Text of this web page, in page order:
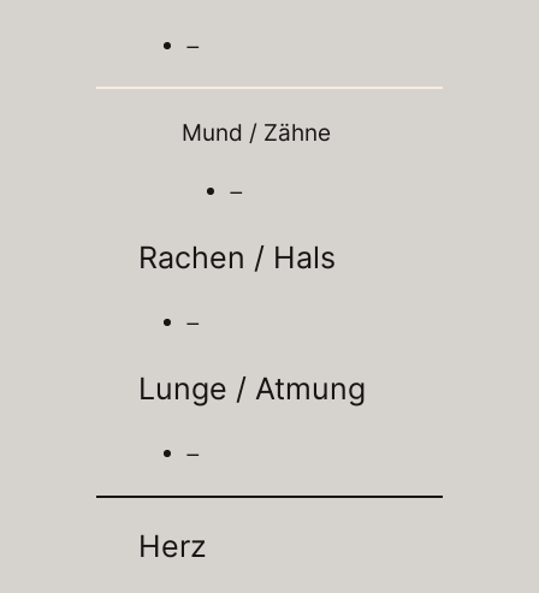
–
Mund / Zähne
–
Rachen / Hals
–
Lunge / Atmung
–
Herz